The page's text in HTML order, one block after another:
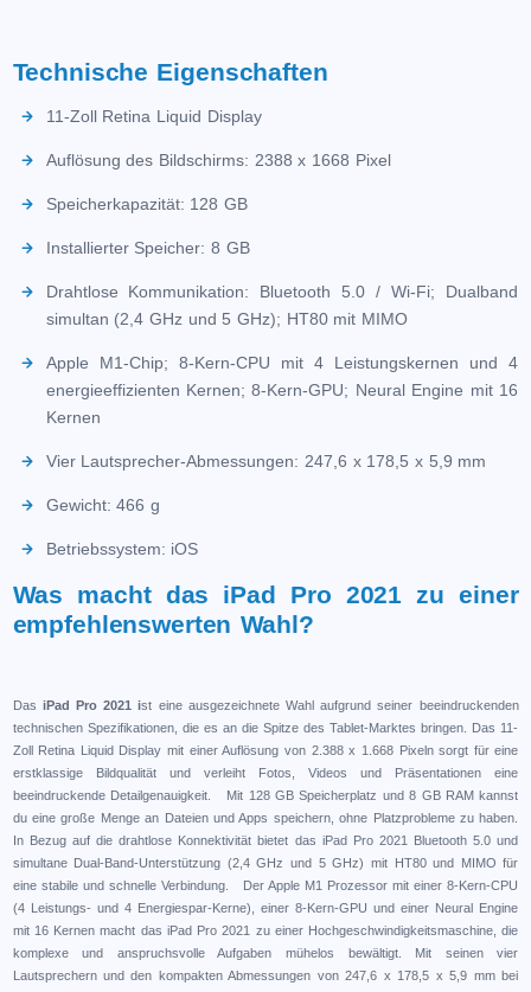
Technische Eigenschaften
11-Zoll Retina Liquid Display
Auflösung des Bildschirms: 2388 x 1668 Pixel
Speicherkapazität: 128 GB
Installierter Speicher: 8 GB
Drahtlose Kommunikation: Bluetooth 5.0 / Wi-Fi; Dualband
simultan (2,4 GHz und 5 GHz); HT80 mit MIMO
Apple M1-Chip; 8-Kern-CPU mit 4 Leistungskernen und 4
energieeffizienten Kernen; 8-Kern-GPU; Neural Engine mit 16
Kernen
Vier Lautsprecher-Abmessungen: 247,6 x 178,5 x 5,9 mm
Gewicht: 466 g
Betriebssystem: iOS
Was macht das iPad Pro 2021 zu einer
empfehlenswerten Wahl?
Das iPad Pro 2021 ist eine ausgezeichnete Wahl aufgrund seiner beeindruckenden
technischen Spezifikationen, die es an die Spitze des Tablet-Marktes bringen. Das 11-
Zoll Retina Liquid Display mit einer Auflösung von 2.388 x 1.668 Pixeln sorgt für eine
erstklassige Bildqualität und verleiht Fotos, Videos und Präsentationen eine
beeindruckende Detailgenauigkeit. Mit 128 GB Speicherplatz und 8 GB RAM kannst
du eine große Menge an Dateien und Apps speichern, ohne Platzprobleme zu haben.
In Bezug auf die drahtlose Konnektivität bietet das iPad Pro 2021 Bluetooth 5.0 und
simultane Dual-Band-Unterstützung (2,4 GHz und 5 GHz) mit HT80 und MIMO für
eine stabile und schnelle Verbindung. Der Apple M1 Prozessor mit einer 8-Kern-CPU
(4 Leistungs- und 4 Energiespar-Kerne), einer 8-Kern-GPU und einer Neural Engine
mit 16 Kernen macht das iPad Pro 2021 zu einer Hochgeschwindigkeitsmaschine, die
komplexe und anspruchsvolle Aufgaben mühelos bewältigt. Mit seinen vier
Lautsprechern und den kompakten Abmessungen von 247,6 x 178,5 x 5,9 mm bei